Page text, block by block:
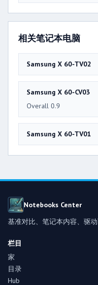
相关笔记本电脑
Samsung X 60-TV02
Samsung X 60-CV03
Overall 0.9
Samsung X 60-TV01
Notebooks Center
基准对比、笔记本内容、驱
栏目
家
目录
Hub